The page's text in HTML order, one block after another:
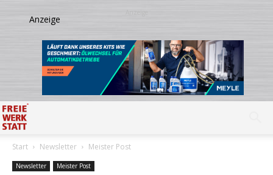
Start Newsletter Meister Post
Newsletter Meister Post